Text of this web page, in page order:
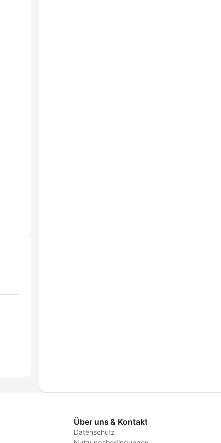
Über uns & Kontakt
Datenschutz